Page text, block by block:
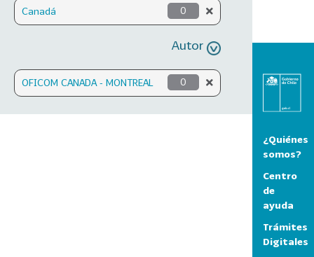
Canadá 0
Autor
OFICOM CANADA - MONTREAL 0
¿Quiénes
somos?
Centro
de
ayuda
Trámites
Digitales